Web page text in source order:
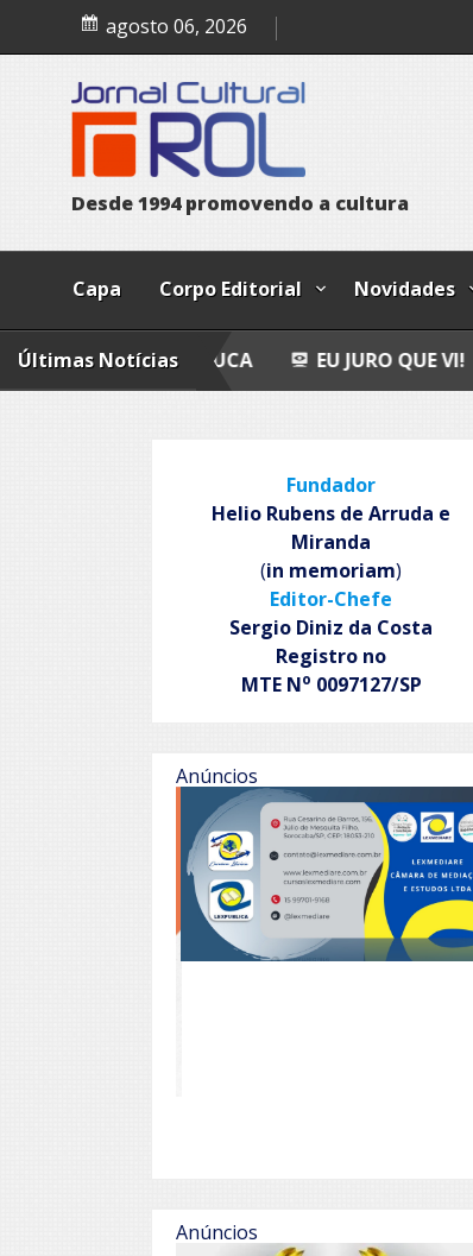
content
agosto 06, 2026
Desde1994 promovendo a cultura
Capa Corpo Editorial Novidades
Últimas Notícias EU JURO QUE VI! EPITAFIO
Fundador
Helio Rubens de Arruda e
Miranda
(in memoriam)
Editor-Chefe
Sergio Diniz da Costa
Registro no
MTE No 0097127/SP
Anúncios
Anúncios